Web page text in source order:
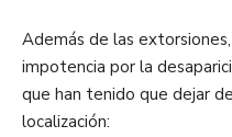
Además de las
impotencia por la
que han tenido que dejar
localización: